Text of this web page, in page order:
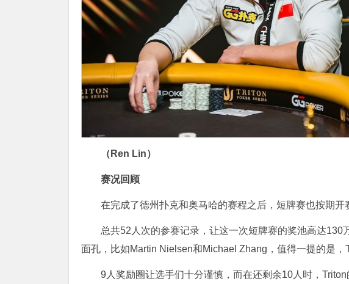
（Ren Lin）
赛况回顾
在完成了德州扑克和奥马哈的赛程之后，短牌赛也按期开
总共52人次的参赛记录，让这一次短牌赛的奖池高达130
面孔，比如Martin Nielsen和Michael Zhang，值得一提的是，
9人奖励圈让选手们十分谨慎，而在还剩余10人时，